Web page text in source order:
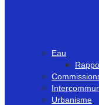
Eau
Urbanisme